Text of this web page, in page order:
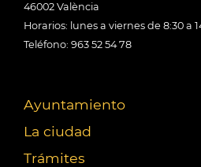
46002 València
Horarios: lunes a viernes de 8:30 a
Teléfono: 963 52 54 78
Ayuntamiento
La ciudad
Trámites